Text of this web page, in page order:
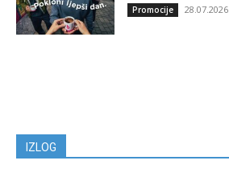
Promocije 28.07.2026.
IZLOG